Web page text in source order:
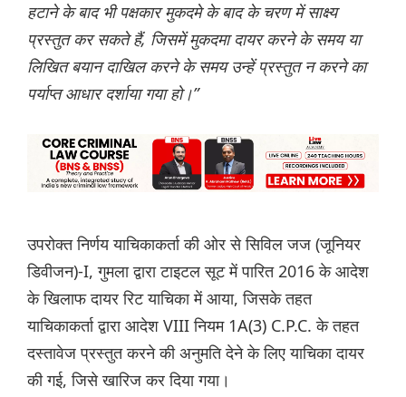
हटाने के बाद भी पक्षकार मुकदमे के बाद के चरण में साक्ष्य
प्रस्तुत कर सकते हैं, जिसमें मुकदमा दायर करने के समय या
लिखित बयान दाखिल करने के समय उन्हें प्रस्तुत न करने का
पर्याप्त आधार दर्शाया गया हो।”
उपरोक्त निर्णय याचिकाकर्ता की ओर से सिविल जज (जूनियर
डिवीजन)-I, गुमला द्वारा टाइटल सूट में पारित 2016 के आदेश
के खिलाफ दायर रिट याचिका में आया, जिसके तहत
याचिकाकर्ता द्वारा आदेश VIII नियम 1A(3) C.P.C. के तहत
दस्तावेज प्रस्तुत करने की अनुमति देने के लिए याचिका दायर
की गई, जिसे खारिज कर दिया गया।